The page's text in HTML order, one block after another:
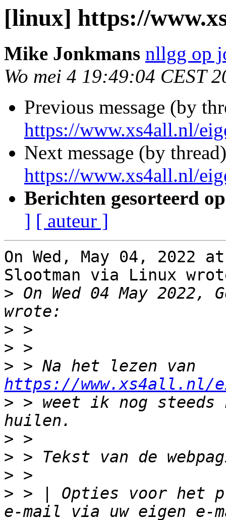
[linux] https://
Mike Jonkmans nllgg op
Wo mei 4 19:49:04 CEST
Previous message (by
https://www.xs4all.nl/
Next message (by
https://www.xs4all.nl/
Berichten gesorteerd
] [ auteur ]
On Wed, May 04, 2022
Slootman via Linux
> On Wed 04 May
>
>
>
https://www.xs4all.nl/
> > weet ik nog
>
>
>
> > | Opties voor het